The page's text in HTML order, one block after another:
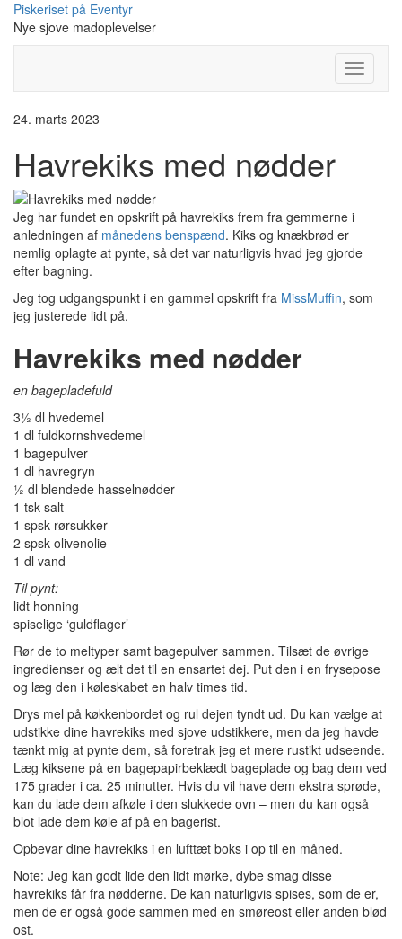
Skip
content
Piskeriset på Eventyr
Nye sjove madoplevelser
Toggle
24. marts 2023
Havrekiks med nødder
Jeg har fundet en opskrift på havrekiks frem fra gemmerne i
anledningen af månedens benspænd. Kiks og knækbrød er
nemlig oplagte at pynte, så det var naturligvis hvad jeg gjorde
efter bagning.
Jeg tog udgangspunkt i en gammel opskrift fra MissMuffin, som
jeg justerede lidt på.
Havrekiks med nødder
en bagepladefuld
3½ dl hvedemel
1 dl fuldkornshvedemel
1 bagepulver
1 dl havregryn
½ dl blendede hasselnødder
1 tsk salt
1 spsk rørsukker
2 spsk olivenolie
1 dl vand
Til pynt:
lidt honning
spiselige ‘guldflager’
Rør de to meltyper samt bagepulver sammen. Tilsæt de øvrige
ingredienser og ælt det til en ensartet dej. Put den i en frysepose
og læg den i køleskabet en halv times tid.
Drys mel på køkkenbordet og rul dejen tyndt ud. Du kan vælge at
udstikke dine havrekiks med sjove udstikkere, men da jeg havde
tænkt mig at pynte dem, så foretrak jeg et mere rustikt udseende.
Læg kiksene på en bagepapirbeklædt bageplade og bag dem ved
175 grader i ca. 25 minutter. Hvis du vil have dem ekstra sprøde,
kan du lade dem afkøle i den slukkede ovn – men du kan også
blot lade dem køle af på en bagerist.
Opbevar dine havrekiks i en lufttæt boks i op til en måned.
Note: Jeg kan godt lide den lidt mørke, dybe smag disse
havrekiks får fra nødderne. De kan naturligvis spises, som de er,
men de er også gode sammen med en smøreost eller anden blød
ost.